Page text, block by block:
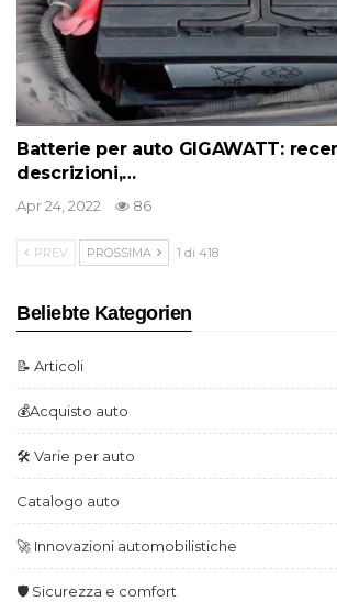
Batterie per auto GIGAWATT:
descrizioni,…
Apr 24, 2022 86
PREV PROSSIMA 1 di 418
Beliebte Kategorien
📝 Articoli
💰Acquisto auto
🛠️ Varie per auto
Catalogo auto
🚀 Innovazioni automobilistiche
🛡️ Sicurezza e comfort